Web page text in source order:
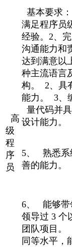
高
级
程
序
员
基本要求
满足程序员
经验。2、
沟通能力和
达到满意以
种主流语言
构。 2、具
能力。 3、
量代码并
设计能力。
5、 熟悉系
善的能力。
6、 能够带
领导过 3 个
团队项目。
同等水平，